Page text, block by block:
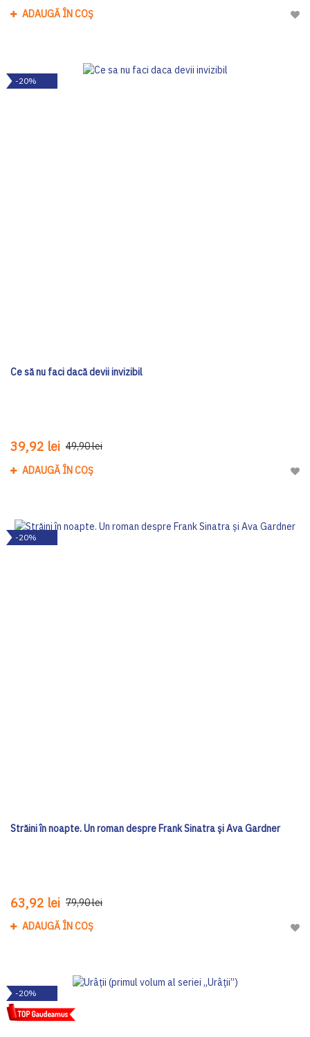
ADAUGĂ ÎN COȘ
-20%
Ce să nu faci dacă devii invizibil
39,92 lei 49,90 lei
ADAUGĂ ÎN COȘ
-20%
Străini în noapte. Un roman despre Frank Sinatra și Ava Gardner
63,92 lei 79,90 lei
ADAUGĂ ÎN COȘ
-20%